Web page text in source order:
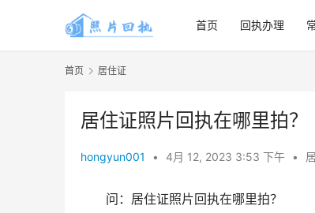
首页 回执办理
首页 居住证
居住证照片回执在哪里拍？
hongyun001 • 4月 12, 2023 3:53 下午 •
问：居住证照片回执在哪里拍？